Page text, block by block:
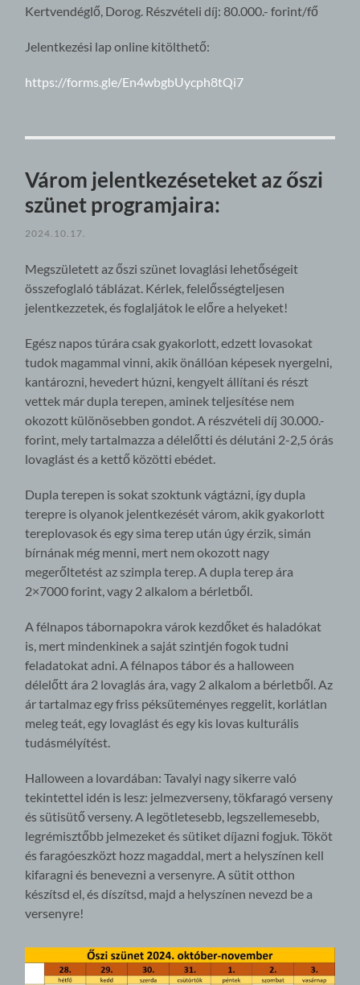
Kertvendéglő, Dorog. Részvételi díj: 80.000.- forint/fő
Jelentkezési lap online kitölthető:
https://forms.gle/En4wbgbUycph8tQi7
Várom jelentkezéseteket az őszi
szünet programjaira:
2024.10.17.
Megszületett az őszi szünet lovaglási lehetőségeit
összefoglaló táblázat. Kérlek, felelősségteljesen
jelentkezzetek, és foglaljátok le előre a helyeket!
Egész napos túrára csak gyakorlott, edzett lovasokat
tudok magammal vinni, akik önállóan képesek nyergelni,
kantározni, hevedert húzni, kengyelt állítani és részt
vettek már dupla terepen, aminek teljesítése nem
okozott különösebben gondot. A részvételi díj 30.000.-
forint, mely tartalmazza a délelőtti és délutáni 2-2,5 órás
lovaglást és a kettő közötti ebédet.
Dupla terepen is sokat szoktunk vágtázni, így dupla
terepre is olyanok jelentkezését várom, akik gyakorlott
tereplovasok és egy sima terep után úgy érzik, simán
bírnának még menni, mert nem okozott nagy
megerőltetést az szimpla terep. A dupla terep ára
2×7000 forint, vagy 2 alkalom a bérletből.
A félnapos tábornapokra várok kezdőket és haladókat
is, mert mindenkinek a saját szintjén fogok tudni
feladatokat adni. A félnapos tábor és a halloween
délelőtt ára 2 lovaglás ára, vagy 2 alkalom a bérletből. Az
ár tartalmaz egy friss péksüteményes reggelit, korlátlan
meleg teát, egy lovaglást és egy kis lovas kulturális
tudásmélyítést.
Halloween a lovardában: Tavalyi nagy sikerre való
tekintettel idén is lesz: jelmezverseny, tökfaragó verseny
és sütisütő verseny. A legötletesebb, legszellemesebb,
legrémisztőbb jelmezeket és sütiket díjazni fogjuk. Tököt
és faragóeszközt hozz magaddal, mert a helyszínen kell
kifaragni és benevezni a versenyre. A sütit otthon
készítsd el, és díszítsd, majd a helyszínen nevezd be a
versenyre!